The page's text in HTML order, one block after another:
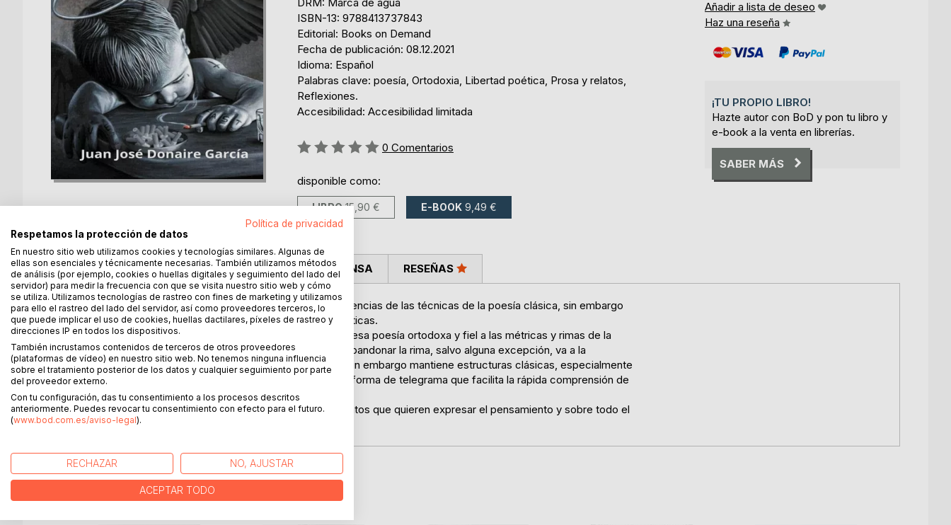
ISBN-13: 9788413737843
Editorial: Books on Demand
Fecha de publicación: 08.12.2021
Idioma: Español
Palabras clave: poesía, Ortodoxia, Libertad poética, Prosa y relatos,
Reflexiones.
Accesibilidad: Accesibilidad limitada
Rating:
0 Comentarios
disponible como:
LIBRO 15,90 € E-BOOK 9,49 €
Añadir a lista de deseo
Haz una reseña
¡TU PROPIO LIBRO!
Hazte autor con BoD y pon tu libro y
e-book a la venta en librerías.
SABER MÁS
DESCRIPCIÓN
Poesía "sine qua non" es la antología derivada de las influencias de las técnicas de la poesía clásica, sin embargo
no le hace feos al concepto de libertades y licencias poéticas.
La obra se divide en cuatro partes, la primera dedicada a esa poesía ortodoxa y fiel a las métricas y rimas de la
poesía castellana, le sigue una serie de poemas que sin abandonar la rima, salvo alguna excepción, va a la
profundidad más que al concepto técnico de las reglas, sin embargo mantiene estructuras clásicas, especialmente
el soneto como arma corta de un poeta, ese mensaje en forma de telegrama que facilita la rápida comprensión de
lo que se quiere manifestar.
En la parte final aparecen reflexiones, prosa poética y relatos que quieren expresar el pensamiento y sobre todo el
sentir del poeta en cada momento.
SOBRE EL AUTOR EN LA PRENSA RESEÑAS
MÁS TÍTULOS DE
Política de privacidad
Respetamos la protección de datos
En nuestro sitio web utilizamos cookies y tecnologías similares. Algunas de
ellas son esenciales y técnicamente necesarias. También utilizamos métodos
de análisis (por ejemplo, cookies o huellas digitales y seguimiento del lado del
servidor) para medir la frecuencia con que se visita nuestro sitio web y cómo
se utiliza. Utilizamos tecnologías de rastreo con fines de marketing y utilizamos
para ello el rastreo del lado del servidor, así como proveedores terceros, lo
que puede implicar el uso de cookies, huellas dactilares, píxeles de rastreo y
direcciones IP en todos los dispositivos.
También incrustamos contenidos de terceros de otros proveedores
(plataformas de vídeo) en nuestro sitio web. No tenemos ninguna influencia
sobre el tratamiento posterior de los datos y cualquier seguimiento por parte
del proveedor externo.
Con tu configuración, das tu consentimiento a los procesos descritos
anteriormente. Puedes revocar tu consentimiento con efecto para el futuro.
(www.bod.com.es/aviso-legal).
RECHAZAR NO, AJUSTAR
ACEPTAR TODO